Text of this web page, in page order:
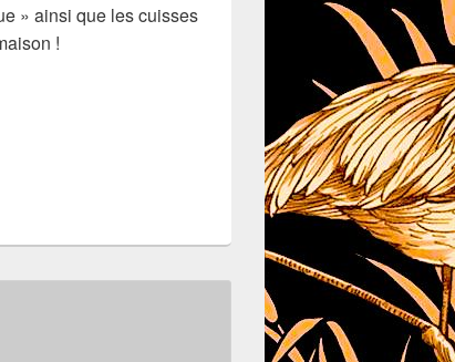
» ainsi que les cuisses
!